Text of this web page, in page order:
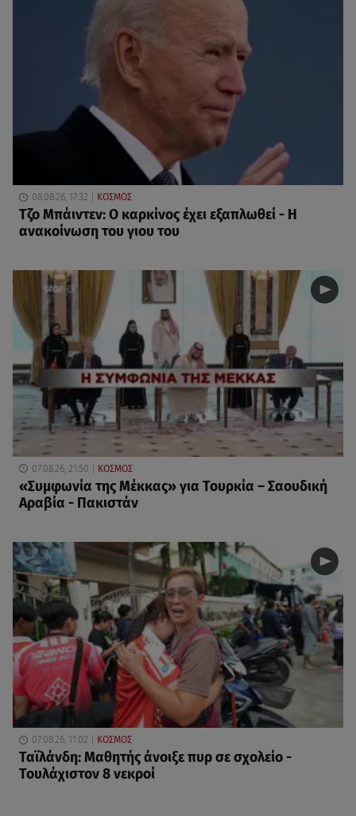
08.08.26, 17:32 ΚΟΣΜΟΣ
Τζο Μπάιντεν: Ο καρκίνος έχει εξαπλωθεί - Η
ανακοίνωση του γιου του
07.08.26, 21:50 ΚΟΣΜΟΣ
«Συμφωνία της Μέκκας» για Τουρκία – Σαουδική
Αραβία - Πακιστάν
07.08.26, 11:02 ΚΟΣΜΟΣ
Ταϊλάνδη: Μαθητής άνοιξε πυρ σε σχολείο -
Τουλάχιστον 8 νεκροί